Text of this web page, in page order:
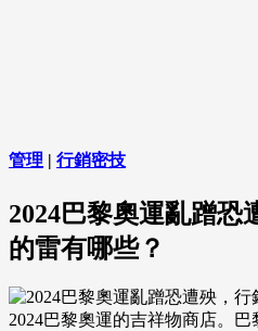
管理 | 行銷密技
2024巴黎奧運亂蹭恐
的雷有哪些？
2024巴黎奧運的吉祥物商店。